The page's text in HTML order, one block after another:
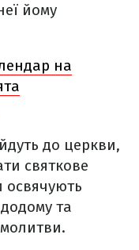
йому
на
до церкви,
святкове
освячують
та